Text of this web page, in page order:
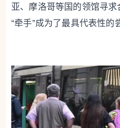
亚、摩洛哥等国的领馆寻
“牵手”成为了最具代表性的